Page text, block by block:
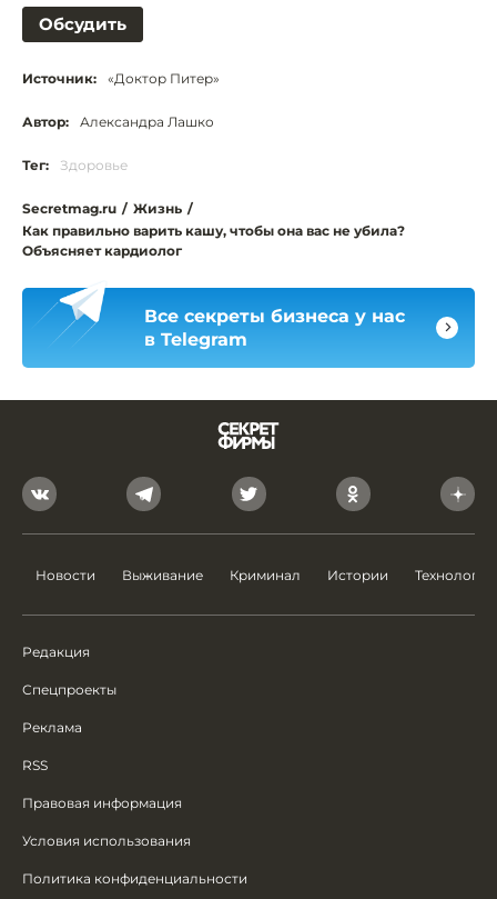
Обсудить
Источник: «Доктор Питер»
Автор: Александра Лашко
Тег: Здоровье
Secretmag.ru / Жизнь /
Как правильно варить кашу, чтобы она вас не убила?
Объясняет кардиолог
Все секреты бизнеса у нас
в Telegram
Новости Выживание Криминал Истории Технологии
Редакция
Спецпроекты
Реклама
RSS
Правовая информация
Условия использования
Политика конфиденциальности